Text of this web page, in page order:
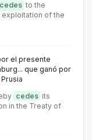
cedes to the
exploitation of the
el presente
que ganó por
cedes its
in the Treaty of